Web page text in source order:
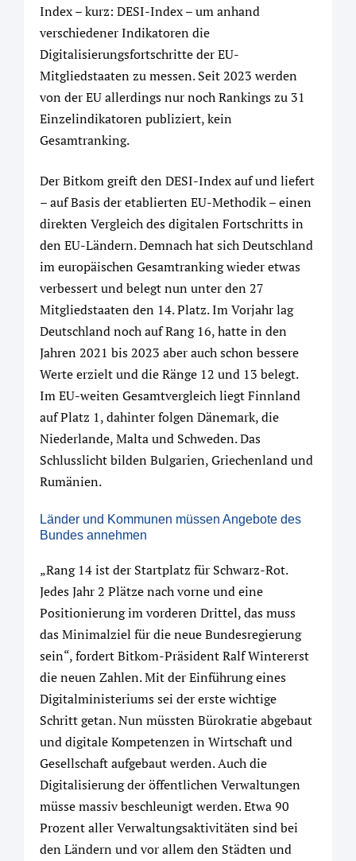
Index – kurz: DESI-Index – um anhand
verschiedener Indikatoren die
Digitalisierungsfortschritte der EU-
Mitgliedstaaten zu messen. Seit 2023 werden
von der EU allerdings nur noch Rankings zu 31
Einzelindikatoren publiziert, kein
Gesamtranking.
Der Bitkom greift den DESI-Index auf und liefert
– auf Basis der etablierten EU-Methodik – einen
direkten Vergleich des digitalen Fortschritts in
den EU-Ländern. Demnach hat sich Deutschland
im europäischen Gesamtranking wieder etwas
verbessert und belegt nun unter den 27
Mitgliedstaaten den 14. Platz. Im Vorjahr lag
Deutschland noch auf Rang 16, hatte in den
Jahren 2021 bis 2023 aber auch schon bessere
Werte erzielt und die Ränge 12 und 13 belegt.
Im EU-weiten Gesamtvergleich liegt Finnland
auf Platz 1, dahinter folgen Dänemark, die
Niederlande, Malta und Schweden. Das
Schlusslicht bilden Bulgarien, Griechenland und
Rumänien.
Länder und Kommunen müssen Angebote des
Bundes annehmen
„Rang 14 ist der Startplatz für Schwarz-Rot.
Jedes Jahr 2 Plätze nach vorne und eine
Positionierung im vorderen Drittel, das muss
das Minimalziel für die neue Bundesregierung
sein“, fordert Bitkom-Präsident Ralf Wintererst
die neuen Zahlen. Mit der Einführung eines
Digitalministeriums sei der erste wichtige
Schritt getan. Nun müssten Bürokratie abgebaut
und digitale Kompetenzen in Wirtschaft und
Gesellschaft aufgebaut werden. Auch die
Digitalisierung der öffentlichen Verwaltungen
müsse massiv beschleunigt werden. Etwa 90
Prozent aller Verwaltungsaktivitäten sind bei
den Ländern und vor allem den Städten und